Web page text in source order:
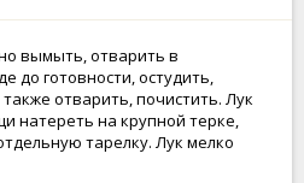
вымыть, отварить в
до готовности, остудить,
отварить, почистить. Лук
натереть на крупной терке,
тарелку. Лук мелко